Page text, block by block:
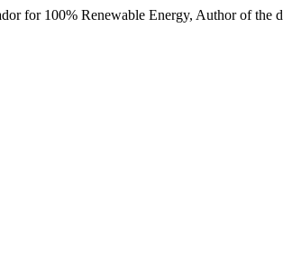
for 100% Renewable Energy, Author of the